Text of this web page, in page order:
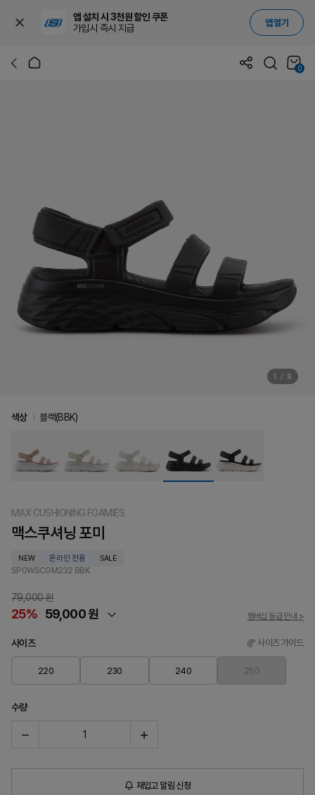
앱 설치 시 3천원 할인 쿠폰
가입시 즉시 지급
앱 열기
0
1 / 9
MAX CUSHIONING FOAMIES
맥스쿠셔닝 포미
NEW 온라인 전용 SALE
SP0WSCGM232 BBK
79,000 원
25% 59,000 원 멤버십 등급 안내 >
색상 블랙(BBK)
사이즈 사이즈 가이드
220 230 240 250
수량
재입고 알림 신청